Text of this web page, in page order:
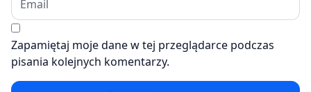
Zapamiętaj moje dane w tej przeglądarce podczas
pisania kolejnych komentarzy.